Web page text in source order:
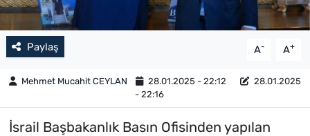
Paylaş A- A+
Mehmet Mucahit CEYLAN 28.01.2025 - 22:12
28.01.2025
- 22:16
İsrail Başbakanlık Basın Ofisinden yapılan